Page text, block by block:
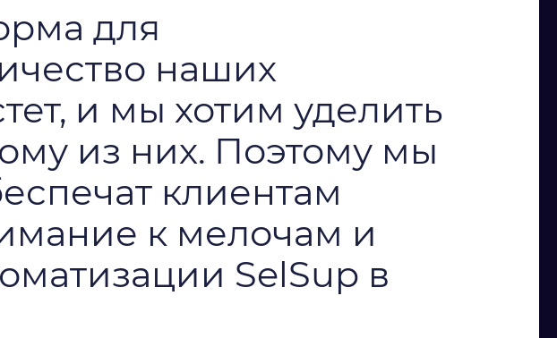
для
наших
и мы хотим уделить
из них. Поэтому мы
клиентам
к мелочам и
SelSup в